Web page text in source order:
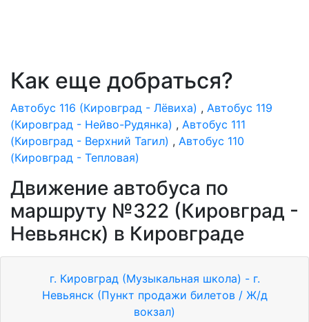
Как еще добраться?
Автобус 116 (Кировград - Лёвиха) , Автобус 119
(Кировград - Нейво-Рудянка) , Автобус 111
(Кировград - Верхний Тагил) , Автобус 110
(Кировград - Тепловая)
Движение автобуса по
маршруту №322 (Кировград -
Невьянск) в Кировграде
г. Кировград (Музыкальная школа) - г.
Невьянск (Пункт продажи билетов / Ж/д
вокзал)